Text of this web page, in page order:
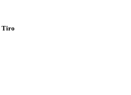
Tiro